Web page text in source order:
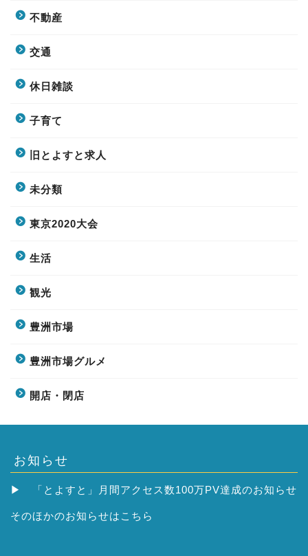
不動産
交通
休日雑談
子育て
旧とよすと求人
未分類
東京2020大会
生活
観光
豊洲市場
豊洲市場グルメ
開店・閉店
お知らせ
▶ 「とよすと」月間アクセス数100万PV達成のお知らせ
そのほかのお知らせはこちら